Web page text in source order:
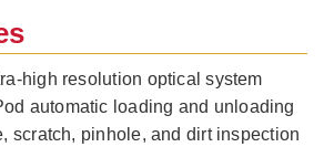
high resolution optical system
automatic loading and unloading
pinhole, and dirt inspection